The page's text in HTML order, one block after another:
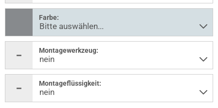
Farbe:
Montagewerkzeug:
Montageflüssigkeit: